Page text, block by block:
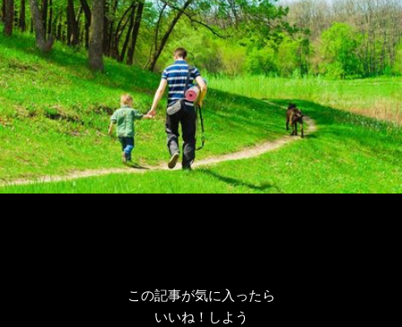
この記事が気に入ったら
いいね！しよう